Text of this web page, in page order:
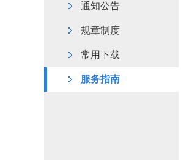
通知公告
规章制度
常用下载
服务指南